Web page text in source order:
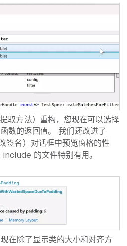
提取方法）重构，您现在可以选择
数的返回值。 我们还改进了
改签名）对话框中预览窗格的性
的文件特别有用。
现在除了显示类的大小和对齐方